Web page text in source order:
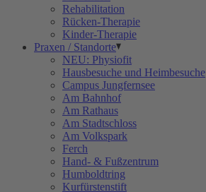
Rehabilitation
Rücken-Therapie
Kinder-Therapie
Praxen / Standorte
NEU: Physiofit
Hausbesuche und Heimbesuche
Campus Jungfernsee
Am Bahnhof
Am Rathaus
Am Stadtschloss
Am Volkspark
Ferch
Hand- & Fußzentrum
Humboldtring
Kurfürstenstift